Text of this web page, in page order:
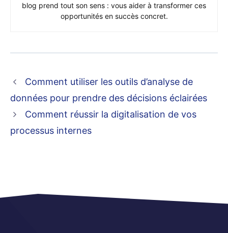
blog prend tout son sens : vous aider à transformer ces
opportunités en succès concret.
Comment utiliser les outils d’analyse de
données pour prendre des décisions éclairées
Comment réussir la digitalisation de vos
processus internes